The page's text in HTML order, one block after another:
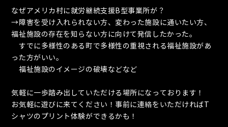
なぜアメリカ村に就労継続支援B型事業所が？
→障害を受け入れられない方、変わった施設に通いたい方、
福祉施設の存在を知らない方に向けて発信したかった。
すでに多様性のある町で多様性の重視される福祉施設があ
った方がいい。
福祉施設のイメージの破壊などなど
気軽に一歩踏み出していただける場所になっております！
お気軽に遊びに来てください！事前に連絡をいただければT
シャツのプリント体験ができるかも！